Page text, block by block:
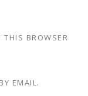
BROWSER
EMAIL.